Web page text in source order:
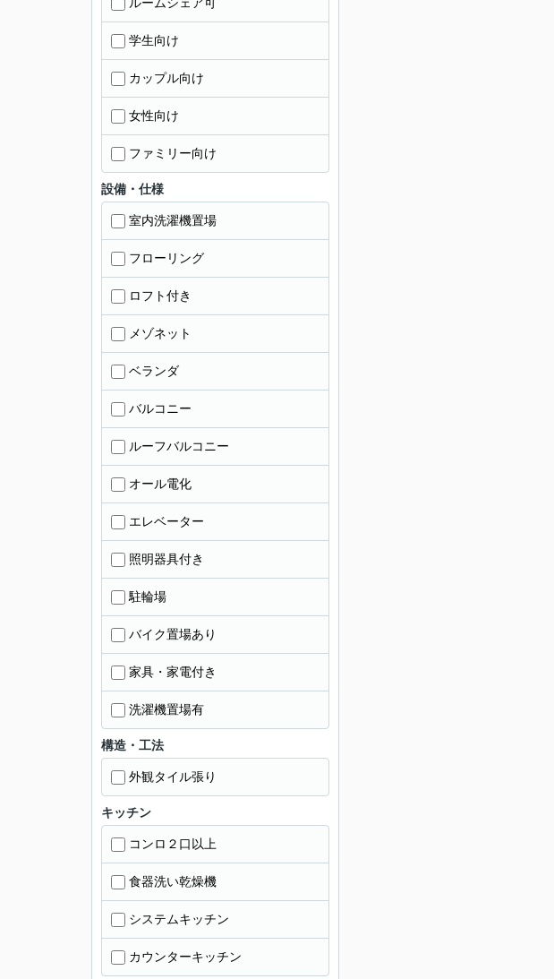
学生向け
カップル向け
女性向け
ファミリー向け
設備・仕様
室内洗濯機置場
フローリング
ロフト付き
メゾネット
ベランダ
バルコニー
ルーフバルコニー
オール電化
エレベーター
照明器具付き
駐輪場
バイク置場あり
家具・家電付き
洗濯機置場有
構造・工法
外観タイル張り
キッチン
コンロ２口以上
食器洗い乾燥機
システムキッチン
カウンターキッチン